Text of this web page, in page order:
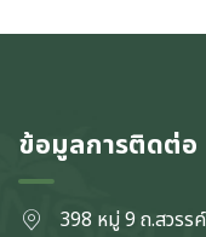
ข้อมูลการติดต่อ
398 หมู่ 9 ถ.สวรร